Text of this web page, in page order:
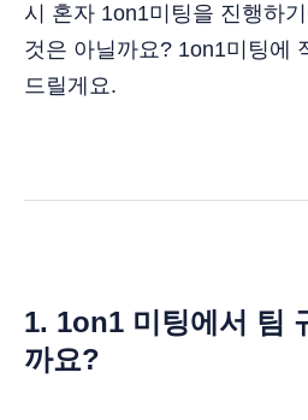
시 혼자 1on1미팅을 진행하
것은 아닐까요? 1on1미팅에
드릴게요.
1. 1on1 미팅에서 팀
까요?